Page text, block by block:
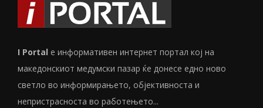
I Portal е информативен интернет портал кој на
македонскиот медумски пазар ќе донесе едно ново
светло во информирањето, објективноста и
непристрасноста во работењето...